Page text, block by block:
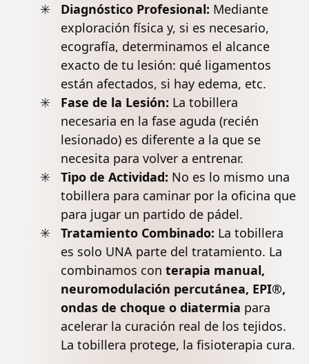
Diagnóstico Profesional: Mediante
exploración física y, si es necesario,
ecografía, determinamos el alcance
exacto de tu lesión: qué ligamentos
están afectados, si hay edema, etc.
Fase de la Lesión: La tobillera
necesaria en la fase aguda (recién
lesionado) es diferente a la que se
necesita para volver a entrenar.
Tipo de Actividad: No es lo mismo una
tobillera para caminar por la oficina que
para jugar un partido de pádel.
Tratamiento Combinado: La tobillera
es solo UNA parte del tratamiento. La
combinamos con terapia manual,
neuromodulación percutánea, EPI®,
ondas de choque o diatermia para
acelerar la curación real de los tejidos.
La tobillera protege, la fisioterapia cura.